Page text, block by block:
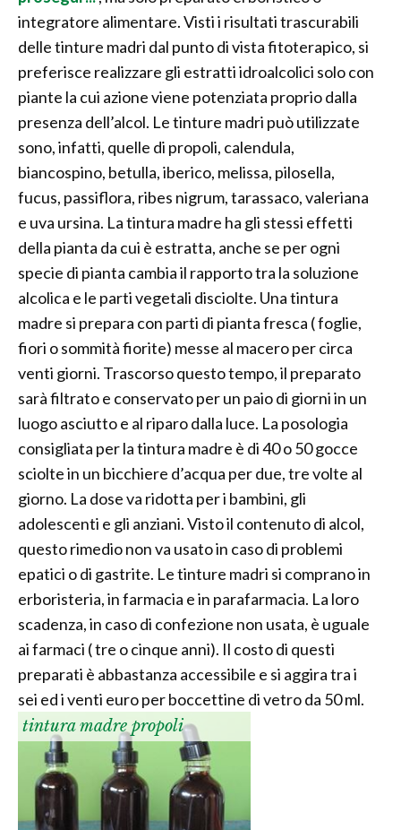
integratore alimentare. Visti i risultati trascurabili
delle tinture madri dal punto di vista fitoterapico, si
preferisce realizzare gli estratti idroalcolici solo con
piante la cui azione viene potenziata proprio dalla
presenza dell’alcol. Le tinture madri può utilizzate
sono, infatti, quelle di propoli, calendula,
biancospino, betulla, iberico, melissa, pilosella,
fucus, passiflora, ribes nigrum, tarassaco, valeriana
e uva ursina. La tintura madre ha gli stessi effetti
della pianta da cui è estratta, anche se per ogni
specie di pianta cambia il rapporto tra la soluzione
alcolica e le parti vegetali disciolte. Una tintura
madre si prepara con parti di pianta fresca ( foglie,
fiori o sommità fiorite) messe al macero per circa
venti giorni. Trascorso questo tempo, il preparato
sarà filtrato e conservato per un paio di giorni in un
luogo asciutto e al riparo dalla luce. La posologia
consigliata per la tintura madre è di 40 o 50 gocce
sciolte in un bicchiere d’acqua per due, tre volte al
giorno. La dose va ridotta per i bambini, gli
adolescenti e gli anziani. Visto il contenuto di alcol,
questo rimedio non va usato in caso di problemi
epatici o di gastrite. Le tinture madri si comprano in
erboristeria, in farmacia e in parafarmacia. La loro
scadenza, in caso di confezione non usata, è uguale
ai farmaci ( tre o cinque anni). Il costo di questi
preparati è abbastanza accessibile e si aggira tra i
sei ed i venti euro per boccettine di vetro da 50 ml.
tintura madre propoli